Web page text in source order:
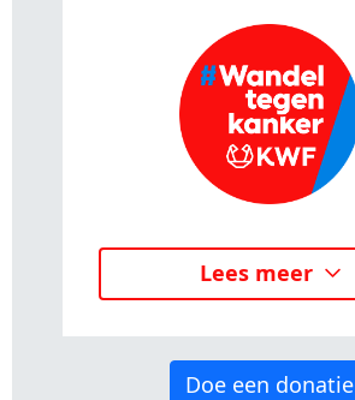
Lees meer
Doe een donatie